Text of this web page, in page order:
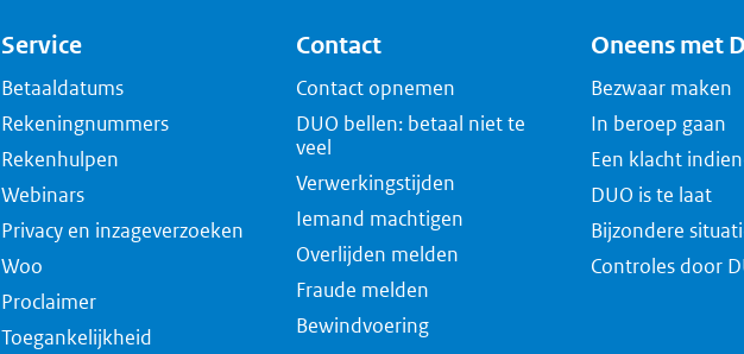
Service
Betaaldatums
Rekeningnummers
Rekenhulpen
Webinars
Privacy en inzageverzoeken
Woo
Proclaimer
Toegankelijkheid
Contact
Contact opnemen
DUO bellen: betaal niet te
veel
Verwerkingstijden
Iemand machtigen
Overlijden melden
Fraude melden
Bewindvoering
Oneens met
Bezwaar maken
In beroep gaan
Een klacht
DUO is te laat
Bijzondere
Controles door